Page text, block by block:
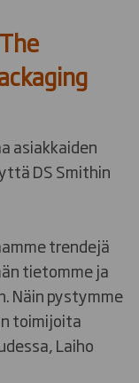
The
asiakkaiden
DS Smithin
trendejä
tietomme ja
Näin pystymme
toimijoita
Laiho